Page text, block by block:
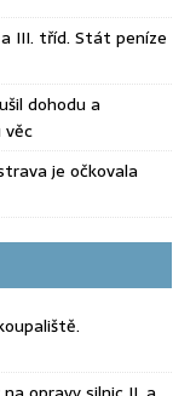
III. tříd. Stát peníze
dohodu a
věc
je očkovala